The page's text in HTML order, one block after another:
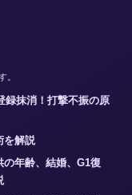
。
録抹消！打撃不振の原
を解説
年齢、結婚、G1復